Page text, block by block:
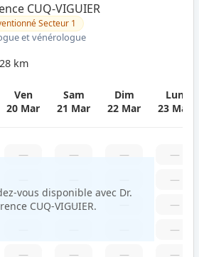
CUQ-VIGUIER
Secteur 1
et vénérologue
km
Ven
20 Mar
Sam
21 Mar
Dim
22 Mar
Lun
23 Mar
—
—
—
—
—
—
—
—
—
vous disponible avec Dr.
CUQ-VIGUIER.